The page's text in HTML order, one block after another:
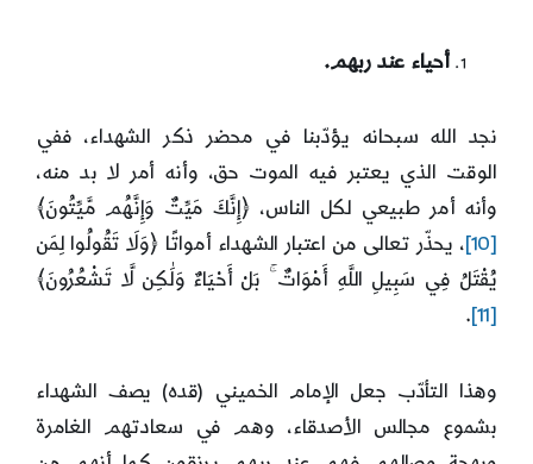
أحياء عند ربهم.
نجد الله سبحانه يؤدّبنا في محضر ذكر الشهداء، ففي
الوقت الذي يعتبر فيه الموت حق، وأنه أمر لا بد منه،
وأنه أمر طبيعي لكل الناس، ﴿إِنَّكَ مَيِّتٌ وَإِنَّهُم مَّيِّتُونَ﴾
[10]
، يحذّر تعالى من اعتبار الشهداء أمواتًا ﴿وَلَا تَقُولُوا لِمَن
يُقْتَلُ فِي سَبِيلِ اللَّهِ أَمْوَاتٌ ۚ بَلْ أَحْيَاءٌ وَلَٰكِن لَّا تَشْعُرُونَ﴾
[11]
.
وهذا التأدّب جعل الإمام الخميني (قده) يصف الشهداء
بشموع مجالس الأصدقاء، وهم في سعادتهم الغامرة